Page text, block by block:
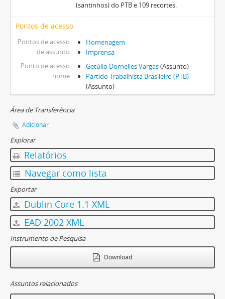
(santinhos) do PTB e 109 recortes.
Pontos de acesso
Pontos de acesso
de assunto
Homenagem
Imprensa
Ponto de acesso
nome
Getúlio Dornelles Vargas(Assunto)
Partido Trabalhista Brasileiro (PTB)
(Assunto)
Área de Transferência
Adicionar
Explorar
Relatórios
Navegar como lista
Exportar
Dublin Core 1.1 XML
EAD 2002 XML
Instrumento de Pesquisa
Download
Assuntos relacionados